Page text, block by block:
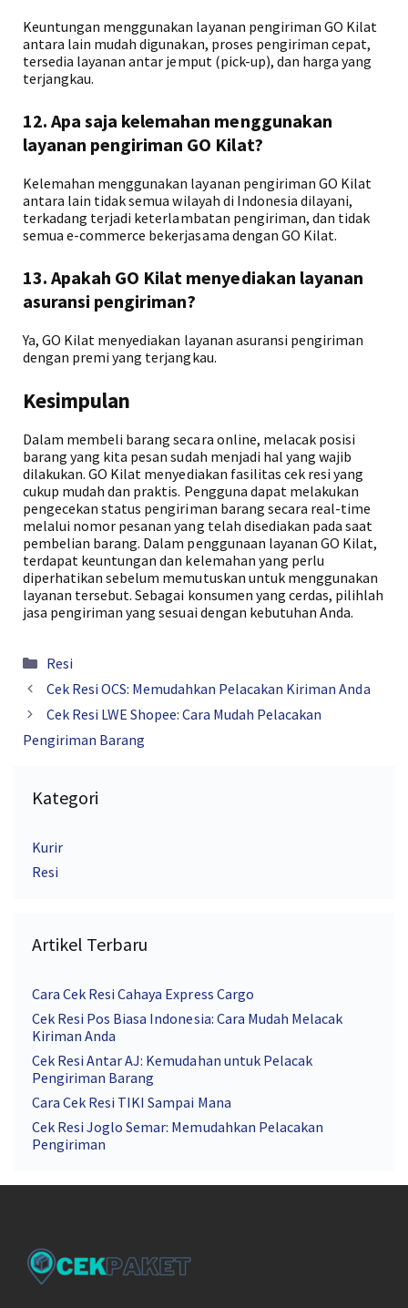
Keuntungan menggunakan layanan pengiriman GO Kilat
antara lain mudah digunakan, proses pengiriman cepat,
tersedia layanan antar jemput (pick-up), dan harga yang
terjangkau.
12. Apa saja kelemahan menggunakan
layanan pengiriman GO Kilat?
Kelemahan menggunakan layanan pengiriman GO Kilat
antara lain tidak semua wilayah di Indonesia dilayani,
terkadang terjadi keterlambatan pengiriman, dan tidak
semua e-commerce bekerjasama dengan GO Kilat.
13. Apakah GO Kilat menyediakan layanan
asuransi pengiriman?
Ya, GO Kilat menyediakan layanan asuransi pengiriman
dengan premi yang terjangkau.
Kesimpulan
Dalam membeli barang secara online, melacak posisi
barang yang kita pesan sudah menjadi hal yang wajib
dilakukan. GO Kilat menyediakan fasilitas cek resi yang
cukup mudah dan praktis. Pengguna dapat melakukan
pengecekan status pengiriman barang secara real-time
melalui nomor pesanan yang telah disediakan pada saat
pembelian barang. Dalam penggunaan layanan GO Kilat,
terdapat keuntungan dan kelemahan yang perlu
diperhatikan sebelum memutuskan untuk menggunakan
layanan tersebut. Sebagai konsumen yang cerdas, pilihlah
jasa pengiriman yang sesuai dengan kebutuhan Anda.
Kategori
Resi
Cek Resi OCS: Memudahkan Pelacakan Kiriman Anda
Cek Resi LWE Shopee: Cara Mudah Pelacakan
Pengiriman Barang
Kategori
Kurir
Resi
Artikel Terbaru
Cara Cek Resi Cahaya Express Cargo
Cek Resi Pos Biasa Indonesia: Cara Mudah Melacak
Kiriman Anda
Cek Resi Antar AJ: Kemudahan untuk Pelacak
Pengiriman Barang
Cara Cek Resi TIKI Sampai Mana
Cek Resi Joglo Semar: Memudahkan Pelacakan
Pengiriman